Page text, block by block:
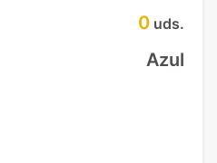
0 uds.
Azul